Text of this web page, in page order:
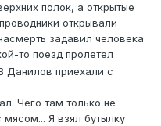
полок, а открытые
открывали
задавил человека
то поезд пролетел
Данилов приехали с
Чего там только не
Я взял бутылку